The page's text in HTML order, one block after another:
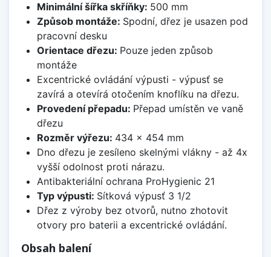
Minimální šířka skříňky: 500 mm
Způsob montáže: Spodní, dřez je usazen pod
pracovní desku
Orientace dřezu: Pouze jeden způsob
montáže
Excentrické ovládání výpusti - výpusť se
zavírá a otevírá otočením knoflíku na dřezu.
Provedení přepadu: Přepad umístěn ve vaně
dřezu
Rozměr výřezu: 434 x 454 mm
Dno dřezu je zesíleno skelnými vlákny - až 4x
vyšší odolnost proti nárazu.
Antibakteriální ochrana ProHygienic 21
Typ výpusti: Sítková výpusť 3 1/2
Dřez z výroby bez otvorů, nutno zhotovit
otvory pro baterii a excentrické ovládání.
Obsah balení